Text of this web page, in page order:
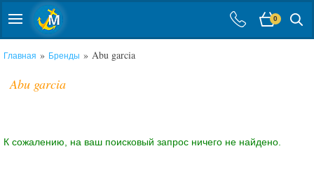
0
Главная » Бренды » Abu garcia
Abu garcia
К сожалению, на ваш поисковый запрос ничего не найдено.